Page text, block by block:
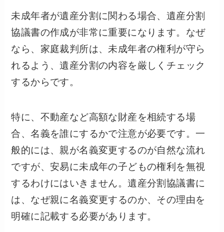
未成年者が遺産分割に関わる場合、遺産分割
協議書の作成が非常に重要になります。なぜ
なら、家庭裁判所は、未成年者の権利が守ら
れるよう、遺産分割の内容を厳しくチェック
するからです。
特に、不動産など高額な財産を相続する場
合、名義を誰にするかで注意が必要です。一
般的には、親が名義変更するのが自然な流れ
ですが、安易に未成年の子どもの権利を無視
するわけにはいきません。遺産分割協議書に
は、なぜ親に名義変更するのか、その理由を
明確に記載する必要があります。